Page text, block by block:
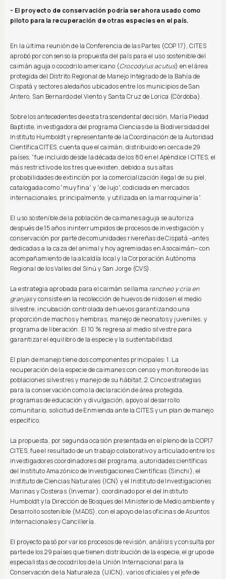
- El proyecto de conservación podría ser ahora usado como
piloto para la recuperación de otras especies en el país.
En la última reunión de la Conferencia de las Partes (COP 17), CITES
aprobó por consenso la propuesta del país para el uso sostenible del
caimán aguja o cocodrilo americano (Crocodylus acutus) en el área
protegida del Distrito Regional de Manejo Integrado de la Bahía de
Cispatá y sectores aledaños ubicados entre los municipios de San
Antero, San Bernardo del Viento y Santa Cruz de Lorica (Córdoba).
Sobre los antecedentes de esta trascendental decisión, María Piedad
Baptiste, investigadora del programa Ciencias de la Biodiversidad del
Instituto Humboldt y representante de la Coordinación de la Autoridad
Científica CITES, cuenta que el caimán, distribuido en cerca de 29
países, “fue incluido desde la década de los 80 en el Apéndice I CITES, el
más restrictivo de los tres que existen, debido a sus altas
probabilidades de extinción por la comercialización ilegal de su piel,
catalogada como “muy fina” y “de lujo”, codiciada en mercados
internacionales, principalmente, y utilizada en la marroquinería”.
El uso sostenible de la población de caimanes aguja se autoriza
después de 15 años ininterrumpidos de procesos de investigación y
conservación por parte de comunidades rivereñas de Cispatá –antes
dedicadas a la caza del animal y hoy agremiadas en Asocaimán– con
acompañamiento de la alcaldía local y la Corporación Autónoma
Regional de los Valles del Sinú y San Jorge (CVS).
La estrategia aprobada para el caimán se llama rancheo y cría en
granjasy consiste en la recolección de huevos de nidos en el medio
silvestre, incubación controlada de huevos garantizando una
proporción de machos y hembras, manejo de neonatos y juveniles, y
programa de liberación. El 10 % regresa al medio silvestre para
garantizar el equilibro de la especie y la sustentabilidad.
El plan de manejo tiene dos componentes principales: 1. La
recuperación de la especie de caimanes con censo y monitoreo de las
poblaciones silvestres y manejo de su hábitat. 2. Cinco estrategias
para la conservación como la declaración de área protegida,
programas de educación y divulgación, apoyo al desarrollo
comunitario, solicitud de Enmienda ante la CITES y un plan de manejo
específico.
La propuesta, por segunda ocasión presentada en el pleno de la COP17
CITES, fue el resultado de un trabajo colaborativo y articulado entre los
investigadores coordinadores del programa, autoridades científicas
del Instituto Amazónico de Investigaciones Científicas (Sinchi), el
Instituto de Ciencias Naturales (ICN) y el Instituto de Investigaciones
Marinas y Costeras (Invemar), coordinado por el del Instituto
Humboldt y la Dirección de Bosques del Ministerio de Medio ambiente y
Desarrollo sostenible (MADS), con el apoyo de las oficinas de Asuntos
Internacionales y Cancillería.
El proyecto pasó por varios procesos de revisión, análisis y consulta por
parte de los 29 países que tienen distribución de la especie, el grupo de
especialistas de cocodrilos de la Unión Internacional para la
Conservación de la Naturaleza (UICN), varios oficiales y el jefe de